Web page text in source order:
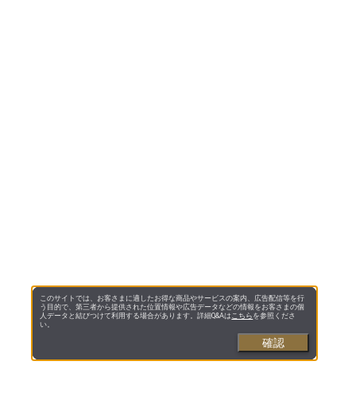
このサイトでは、お客さまに適したお得な商品やサービスの案内、広告配信等を行
う目的で、第三者から提供された位置情報や広告データなどの情報をお客さまの個
人データと結びつけて利用する場合があります。詳細Q&Aは こちら を参照くださ
い。
確認